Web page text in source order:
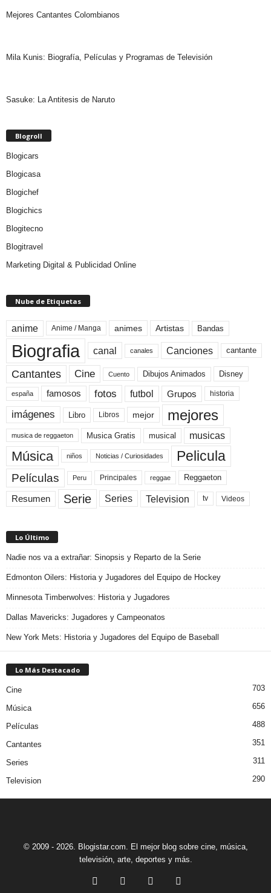
Mejores Cantantes Colombianos
Mila Kunis: Biografía, Películas y Programas de Televisión
Sasuke: La Antitesis de Naruto
Blogroll
Blogicars
Blogicasa
Blogichef
Blogichics
Blogitecno
Blogitravel
Marketing Digital & Publicidad Online
Nube de Etiquetas
anime Anime / Manga animes Artistas Bandas
Biografia canal canales Canciones cantante
Cantantes Cine Cuento Dibujos Animados Disney
españa famosos fotos futbol Grupos historia
imágenes Libro Libros mejor mejores
musica de reggaeton Musica Gratis musical musicas
Música niños Noticias / Curiosidades Pelicula
Películas Peru Principales reggae Reggaeton
Resumen Serie Series Television tv Videos
Lo Último
Nadie nos va a extrañar: Sinopsis y Reparto de la Serie
Edmonton Oilers: Historia y Jugadores del Equipo de Hockey
Minnesota Timberwolves: Historia y Jugadores
Dallas Mavericks: Jugadores y Campeonatos
New York Mets: Historia y Jugadores del Equipo de Baseball
Lo Más Destacado
Cine 703
Música 656
Películas 488
Cantantes 351
Series 311
Television 290
© 2009 - 2026. Blogistar.com. El mejor blog sobre cine, música,
televisión, arte, deportes y más.